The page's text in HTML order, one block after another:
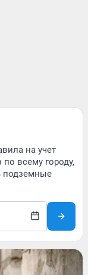
на учет
всему городу,
подземные